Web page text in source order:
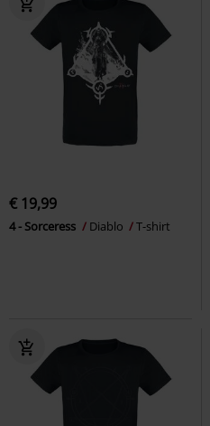
€ 19,99
4 - Sorceress Diablo T-shirt